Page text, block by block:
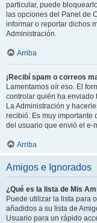
particular, puede
las opciones del Panel de
informar o reportar dichos
Administración.
Arriba
¡Recibí spam o correos
Lamentamos oír eso. El
controlar quién ha enviado
La Administración y
recibió. Es muy importante
del usuario que envió el e-
Arriba
Amigos e Ignorados
¿Qué es la lista de Mis
Puede utilizar la lista para
añadidos a su lista de
Usuario para un rápido